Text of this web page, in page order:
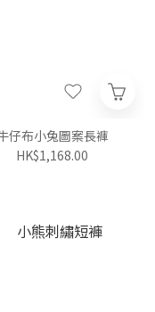
仔布小兔圖案長褲
HK$1,168.00